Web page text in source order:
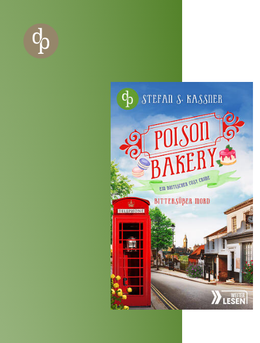
Zur Navigation springen
Zur Website-Suche springen